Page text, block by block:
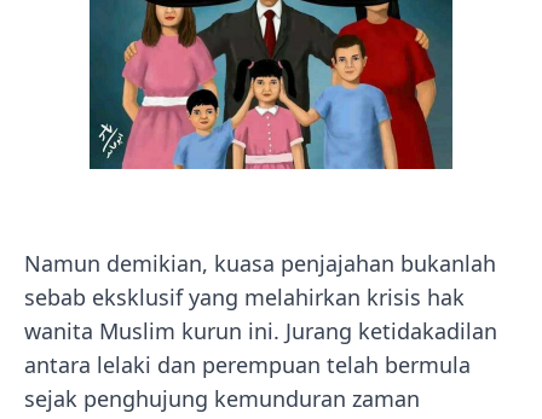
Namun demikian, kuasa penjajahan bukanlah
sebab eksklusif yang melahirkan krisis hak
wanita Muslim kurun ini. Jurang ketidakadilan
antara lelaki dan perempuan telah bermula
sejak penghujung kemunduran zaman